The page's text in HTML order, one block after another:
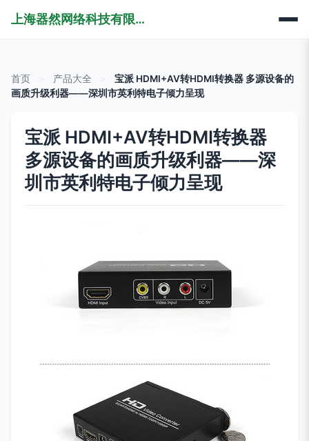
上海器然网络科技有限公司
首页 产品大全
宝派 HDMI+AV转HDMI转换器 多源设备的
画质升级利器——深圳市英利特电子倾力呈现
宝派 HDMI+AV转HDMI转换器
多源设备的画质升级利器——深
圳市英利特电子倾力呈现